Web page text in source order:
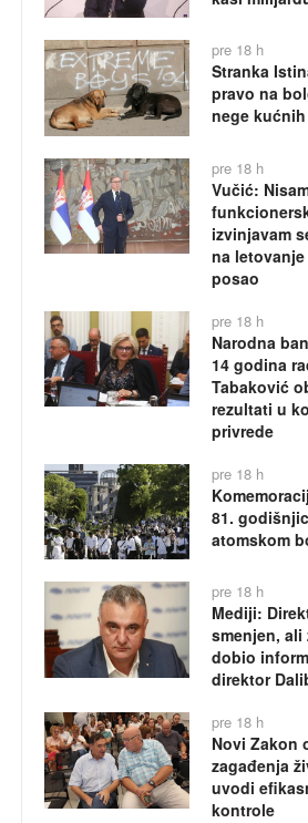
pre 18 h
Stranka
pravo na
nege
pre 18 h
Vučić:
izvinjavam
na
posao
pre 18 h
Narodna
14 godina
Tabaković
rezultati u
privrede
pre 18 h
81.
atomskom
pre 18 h
Mediji:
smenjen,
dobio
direktor
pre 18 h
Novi Zakon
zagađenja
uvodi
kontrole